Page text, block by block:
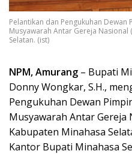
Pelantikan dan Pengukuhan Dewan
Musyawarah Antar Gereja Nasional
Selatan. (ist)
NPM, Amurang – Bupati
Donny Wongkar, S.H.,
Pengukuhan Dewan
Musyawarah Antar Gereja
Kabupaten Minahasa
Kantor Bupati Minahasa